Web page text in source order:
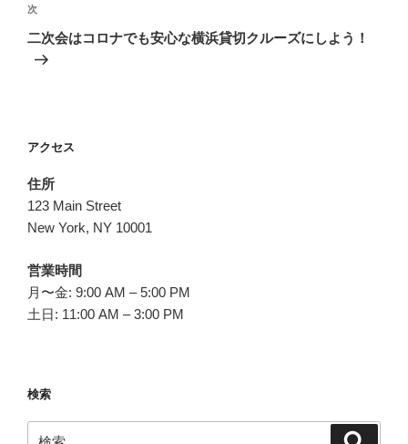
ゲ
ー
シ
次
の
投
次
二次会はコロナでも安心な横浜貸切クルーズにしよう！
アクセス
住所
123 Main Street
New York, NY 10001
営業時間
月〜金: 9:00 AM – 5:00 PM
土日: 11:00 AM – 3:00 PM
検索
検